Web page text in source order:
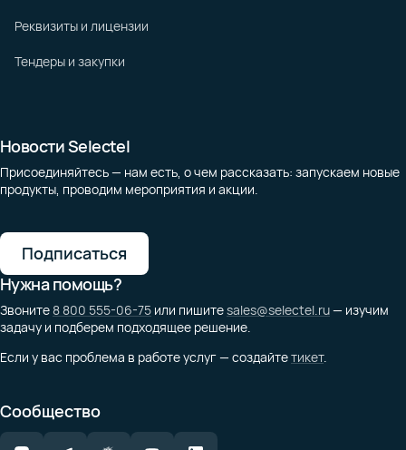
Реквизиты и лицензии
Тендеры и закупки
Новости Selectel
Присоединяйтесь — нам есть, о чем рассказать: запускаем новые
продукты, проводим мероприятия и акции.
Подписаться
Нужна помощь?
Звоните 8 800 555-06-75 или пишитеsales@selectel.ru— изучим
задачу и подберем подходящее решение.
Если у вас проблема в работе услуг — создайтетикет.
Сообщество